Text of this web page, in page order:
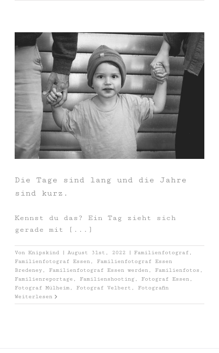
Die Tage sind lang und die Jahre
sind kurz.
Kennst du das? Ein Tag zieht sich
gerade mit [...]
Von Knipskind | August 31st, 2022 | Familienfotograf ,
Familienfotograf Essen , Familienfotograf Essen
Bredeney , Familienfotograf Essen werden , Familienfotos ,
Familienreportage , Familienshooting , Fotograf Essen ,
Fotograf Mülheim , Fotograf Velbert , Fotografin
Weiterlesen